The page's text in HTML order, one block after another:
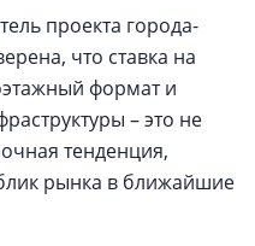
проекта города-
что ставка на
формат и
– это не
тенденция,
рынка в ближайшие